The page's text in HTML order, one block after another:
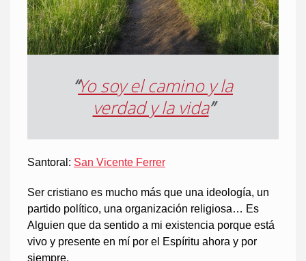
“Yo soy el camino y la
verdad y la vida”
Santoral: San Vicente Ferrer
Ser cristiano es mucho más que una ideología, un
partido político, una organización religiosa… Es
Alguien que da sentido a mi existencia porque está
vivo y presente en mí por el Espíritu ahora y por
siempre.